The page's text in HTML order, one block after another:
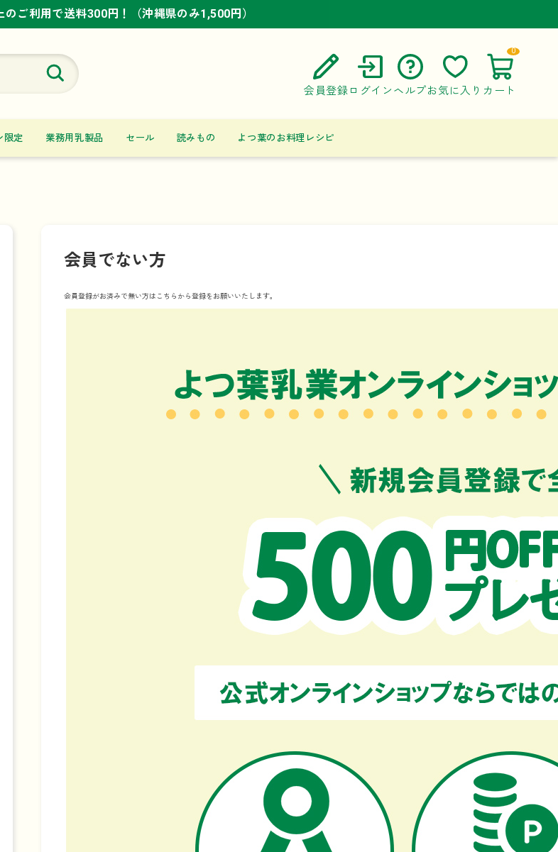
ご利用で送料300円！（沖縄県のみ1,500円）
ご利用で送料300円！（沖縄県のみ1,500円）
ご利用で送料300円！（沖縄県のみ1,500円）
会員登録 ログイン ヘルプ
ご利用ガイド
お問い合わせ
お気に入り カート
0
限定 業務用乳製品 セール 読みもの よつ葉のお料理レシピ
会員でない方
会員登録がお済みで無い方はこちらから登録をお願いいたします。